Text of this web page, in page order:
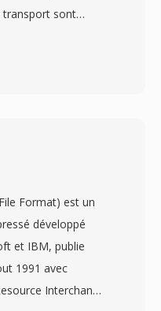
transport sont
de
en-tête de 4
de flux.
àux
rapidement
Format) est un
développé
et IBM, publie
1991 avec
Interchange